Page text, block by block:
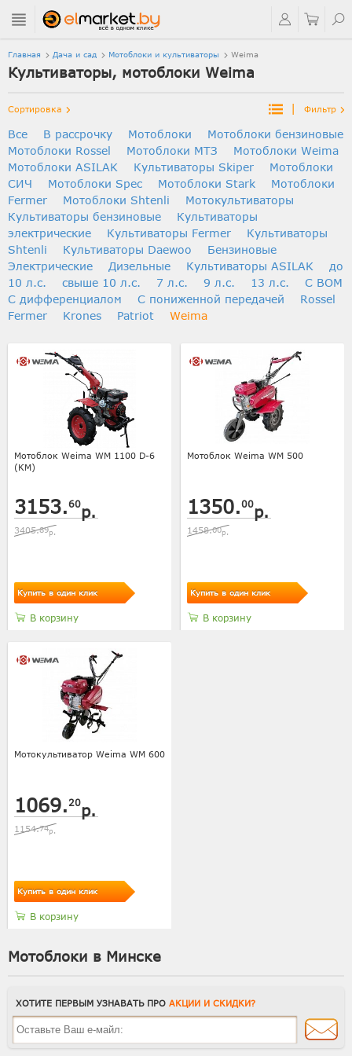
Главная Дача и сад Мотоблоки и культиваторы Weima
Культиваторы, мотоблоки Weima
Сортировка | Фильтр
Все В рассрочку Мотоблоки
Мотоблоки бензиновые
Мотоблоки Rossel
Мотоблоки МТЗ
Мотоблоки Weima
Мотоблоки ASILAK
Культиваторы Skiper
Мотоблоки
СИЧ
Мотоблоки Spec Мотоблоки Stark
Мотоблоки
Fermer
Мотоблоки Shtenli
Мотокультиваторы
Культиваторы бензиновые
Культиваторы
электрические
Культиваторы Fermer
Культиваторы
Shtenli
Культиваторы Daewoo
Бензиновые
Электрические
Дизельные Культиваторы ASILAK
до
10 л.с.
свыше 10 л.с. 7 л.с. 9 л.с. 13 л.с.
С ВОМ
С дифференциалом
C пониженной передачей
Rossel
Fermer
Krones Patriot Weima
Мотоблок Weima WM 1100 D-6
(КМ)
3153.60р.
3405.89р.
Купить в один клик
В корзину
Мотоблок Weima WM 500
1350.00р.
1458.00р.
Купить в один клик
В корзину
Мотокультиватор Weima WM 600
1069. 20р.
1154.74р.
Купить в один клик
В корзину
Мотоблоки в Минске
ХОТИТЕ ПЕРВЫМ УЗНАВАТЬ ПРО АКЦИИ И СКИДКИ?